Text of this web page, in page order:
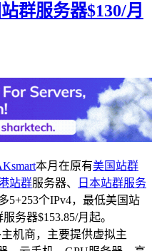
群服务器$130/月
本月在原有美国站群
站群服务器、
日本站群服务
5+253个IPv4，最低美国站
务器$153.85/月起。
机商，主要提供虚拟主